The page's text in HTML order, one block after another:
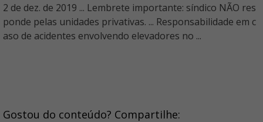
2 de dez. de 2019 ... Lembrete importante: síndico NÃO res
ponde pelas unidades privativas. ... Responsabilidade em c
aso de acidentes envolvendo elevadores no ...
Gostou do conteúdo? Compartilhe: